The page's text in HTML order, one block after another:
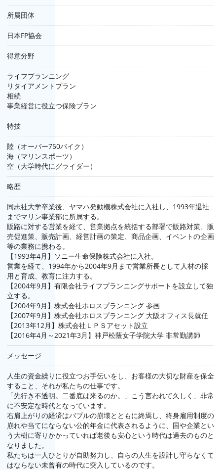
所属団体
日本FP協会
得意分野
ライフプランニング
リタイアメントプラン
相続
事業経営に役立つ保険プラン
特技
陸（オーバー750バイク）
海（マリンスポーツ）
空（大学時代にグライダー）
略歴
同志社大学卒業後、ヤマハ発動機株式会社に入社し、1993年退社
までマリン事業部に所属する。
販路に対する営業を経て、営業拠点を統括する部署で販路対策、販
売促進策、販売計画、経営計画の策定、商品企画、イベントの企画
等の業務に携わる。
【1993年4月】ソニー生命保険株式会社に入社。
営業を経て、1994年から2004年9月まで営業所長として人材の採
用と育成、教育に注力する。
【2004年9月】有限会社ライフプランニングサポートを設立して独
立する。
【2004年9月】株式会社ホロスプランニング 参画
【2007年9月】株式会社ホロスプランニング 大阪オフィス長就任
【2013年12月】株式会社ＬＰＳアセット設立
【2016年4月～2021年3月】神戸松蔭女子学院大学 非常勤講師
メッセージ
人生の資金繰りに役立つお手伝いをし、お客様の大切な財産を保全
すること、それが私たちの仕事です。
「先行き不透明。二番底は来るのか。」こう言われて久しく、非常
に不安定な時代となっています。
右肩上がりの経済はバブルの崩壊とともに終焉し、終身雇用制度の
崩れや当てにならない公的年金に代表されるように、国や企業とい
う大樹に寄りかかっていれば老後も安心という時代は過去のものと
なりました。
私たちは一人ひとりが自助努力し、自らの人生を設計し守らなくて
はならない未曾有の時代に突入しているのです。